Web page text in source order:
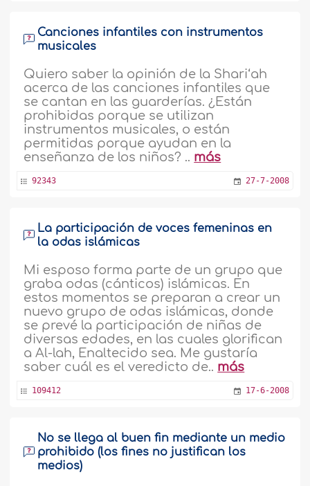
Canciones infantiles con instrumentos
musicales
Quiero saber la opinión de la Shari‘ah
acerca de las canciones infantiles que
se cantan en las guarderías. ¿Están
prohibidas porque se utilizan
instrumentos musicales, o están
permitidas porque ayudan en la
enseñanza de los niños? .. más
92343 27-7-2008
La participación de voces femeninas en
la odas islámicas
Mi esposo forma parte de un grupo que
graba odas (cánticos) islámicas. En
estos momentos se preparan a crear un
nuevo grupo de odas islámicas, donde
se prevé la participación de niñas de
diversas edades, en las cuales glorifican
a Al-lah, Enaltecido sea. Me gustaría
saber cuál es el veredicto de.. más
109412 17-6-2008
No se llega al buen fin mediante un medio
prohibido (los fines no justifican los
medios)